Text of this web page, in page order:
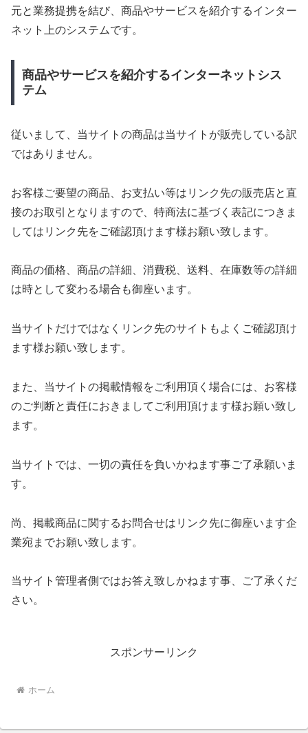
元と業務提携を結び、商品やサービスを紹介するインター
ネット上のシステムです。
商品やサービスを紹介するインターネットシス
テム
従いまして、当サイトの商品は当サイトが販売している訳
ではありません。
お客様ご要望の商品、お支払い等はリンク先の販売店と直
接のお取引となりますので、特商法に基づく表記につきま
してはリンク先をご確認頂けます様お願い致します。
商品の価格、商品の詳細、消費税、送料、在庫数等の詳細
は時として変わる場合も御座います。
当サイトだけではなくリンク先のサイトもよくご確認頂け
ます様お願い致します。
また、当サイトの掲載情報をご利用頂く場合には、お客様
のご判断と責任におきましてご利用頂けます様お願い致し
ます。
当サイトでは、一切の責任を負いかねます事ご了承願いま
す。
尚、掲載商品に関するお問合せはリンク先に御座います企
業宛までお願い致します。
当サイト管理者側ではお答え致しかねます事、ご了承くだ
さい。
スポンサーリンク
ホーム